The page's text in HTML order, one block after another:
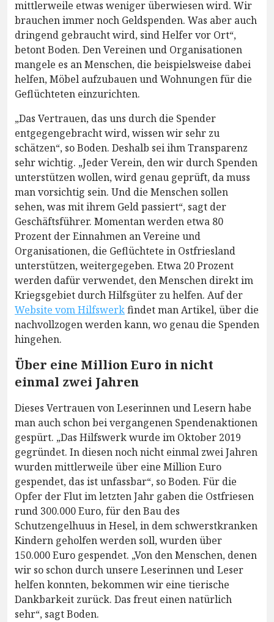
mittlerweile etwas weniger überwiesen wird. Wir
brauchen immer noch Geldspenden. Was aber auch
dringend gebraucht wird, sind Helfer vor Ort“,
betont Boden. Den Vereinen und Organisationen
mangele es an Menschen, die beispielsweise dabei
helfen, Möbel aufzubauen und Wohnungen für die
Geflüchteten einzurichten.
„Das Vertrauen, das uns durch die Spender
entgegengebracht wird, wissen wir sehr zu
schätzen“, so Boden. Deshalb sei ihm Transparenz
sehr wichtig. „Jeder Verein, den wir durch Spenden
unterstützen wollen, wird genau geprüft, da muss
man vorsichtig sein. Und die Menschen sollen
sehen, was mit ihrem Geld passiert“, sagt der
Geschäftsführer. Momentan werden etwa 80
Prozent der Einnahmen an Vereine und
Organisationen, die Geflüchtete in Ostfriesland
unterstützen, weitergegeben. Etwa 20 Prozent
werden dafür verwendet, den Menschen direkt im
Kriegsgebiet durch Hilfsgüter zu helfen. Auf der
Website vom Hilfswerkfindet man Artikel, über die
nachvollzogen werden kann, wo genau die Spenden
hingehen.
Über eine Million Euro in nicht
einmal zwei Jahren
Dieses Vertrauen von Leserinnen und Lesern habe
man auch schon bei vergangenen Spendenaktionen
gespürt. „Das Hilfswerk wurde im Oktober 2019
gegründet. In diesen noch nicht einmal zwei Jahren
wurden mittlerweile über eine Million Euro
gespendet, das ist unfassbar“, so Boden. Für die
Opfer der Flut im letzten Jahr gaben die Ostfriesen
rund 300.000 Euro, für den Bau des
Schutzengelhuus in Hesel, in dem schwerstkranken
Kindern geholfen werden soll, wurden über
150.000 Euro gespendet. „Von den Menschen, denen
wir so schon durch unsere Leserinnen und Leser
helfen konnten, bekommen wir eine tierische
Dankbarkeit zurück. Das freut einen natürlich
sehr“, sagt Boden.